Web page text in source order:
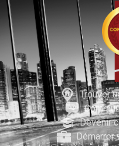
Trouver
Devenir
Démarrer